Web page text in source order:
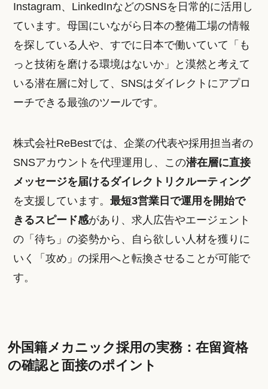
Instagram、LinkedInなどのSNSを日常的に活用し
ています。母国にいながら日本の整備工場の情報
を探している人や、すでに日本で働いていて「も
っと技術を磨ける環境はないか」と漠然と考えて
いる潜在層に対して、SNSはダイレクトにアプロ
ーチできる最強のツールです。
株式会社ReBestでは、企業の代表や採用担当者の
SNSアカウントを代理運用し、この潜在層に直接
メッセージを届けるダイレクトリクルーティング
を支援しています。最短3営業日で運用を開始で
きるスピード感があり、求人広告やエージェント
の「待ち」の姿勢から、自ら欲しい人材を獲りに
いく「攻め」の採用へと転換させることが可能で
す。
外国籍メカニック採用の実務：在留資格
の確認と面接のポイント